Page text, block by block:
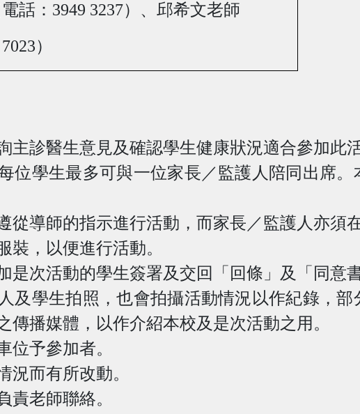
話： 3949 3237） 、 邱希文老師
）
主診醫生意見及確認學生健康狀況適合參加此
位學生最多可與一位家長／監護人陪同出席
從導師的指示進行活動，而家長／監護人亦須
裝，以便進行活動。
是次活動的學生簽署及交回「回條」及「同意
及學生拍照，也會拍攝活動情況以作紀錄，
傳播媒體，以作介紹本校及是次活動之用。
位予參加者。
況而有所改動。
責老師聯絡。